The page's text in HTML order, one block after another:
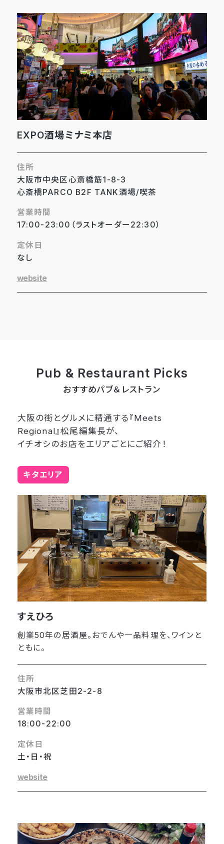
EXPO酒場ミナミ本店
住所
大阪市中央区心斎橋筋1-8-3
心斎橋PARCO B2F TANK酒場/喫茶
営業時間
17:00-23:00（ラストオーダー22:30）
定休日
なし
website
Pub & Restaurant Picks
おすすめパブ＆レストラン
大阪の街とグルメに精通する『Meets
Regional』松尾編集長が、
イチオシのお店をエリアごとにご紹介！
キタエリア
すえひろ
創業50年の居酒屋。おでんや一品料理を、ワインと
ともに。
住所
大阪市北区芝田2-2-8
営業時間
18:00-22:00
定休日
土・日・祝
website